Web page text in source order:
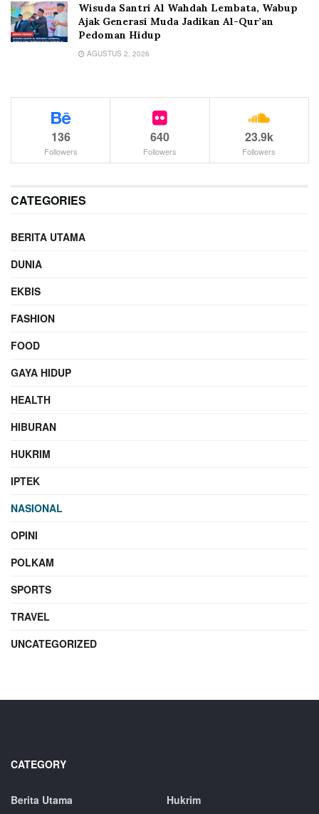
Wisuda Santri Al Wahdah Lembata, Wabup
Ajak Generasi Muda Jadikan Al-Qur’an
Pedoman Hidup
AGUSTUS 2, 2026
136
Followers
640
Followers
23.9k
Followers
CATEGORIES
BERITA UTAMA
DUNIA
EKBIS
FASHION
FOOD
GAYA HIDUP
HEALTH
HIBURAN
HUKRIM
IPTEK
NASIONAL
OPINI
POLKAM
SPORTS
TRAVEL
UNCATEGORIZED
CATEGORY
Berita Utama
Hukrim